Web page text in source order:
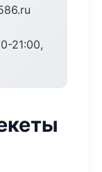
21:00,